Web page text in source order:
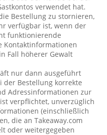
verwendet hat.
Bestellung zu stornieren,
verfügbar ist, wenn der
funktionierende
Kontaktinformationen
Fall höherer Gewalt
nur dann ausgeführt
der Bestellung korrekte
Adressinformationen zur
verpflichtet, unverzüglich
(einschließlich
die an Takeaway.com
oder weitergegeben